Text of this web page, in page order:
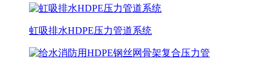
虹吸排水HDPE压力管道系统